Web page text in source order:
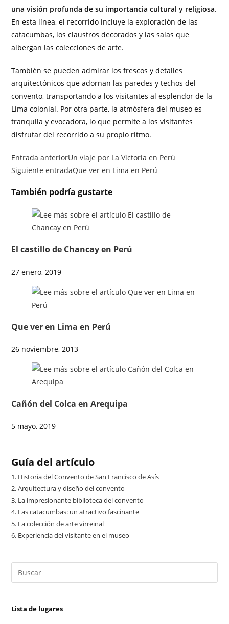
una visión profunda de su importancia cultural y religiosa.
En esta línea, el recorrido incluye la exploración de las
catacumbas, los claustros decorados y las salas que
albergan las colecciones de arte.
También se pueden admirar los frescos y detalles
arquitectónicos que adornan las paredes y techos del
convento, transportando a los visitantes al esplendor de la
Lima colonial. Por otra parte, la atmósfera del museo es
tranquila y evocadora, lo que permite a los visitantes
disfrutar del recorrido a su propio ritmo.
Entrada anteriorUn viaje por La Victoria en Perú
Siguiente entradaQue ver en Lima en Perú
También podría gustarte
El castillo de Chancay en Perú
27 enero, 2019
Que ver en Lima en Perú
26 noviembre, 2013
Cañón del Colca en Arequipa
5 mayo, 2019
Guía del artículo
1. Historia del Convento de San Francisco de Asís
2.Arquitectura y diseño del convento
3. La impresionante biblioteca del convento
4. Las catacumbas: un atractivo fascinante
5. La colección de arte virreinal
6. Experiencia del visitante en el museo
Lista de lugares